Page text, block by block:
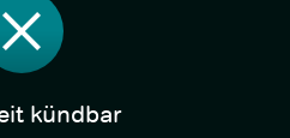
kündbar